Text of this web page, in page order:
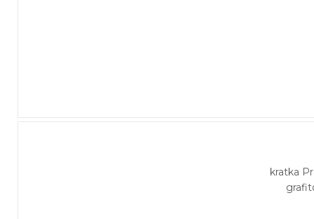
kratka